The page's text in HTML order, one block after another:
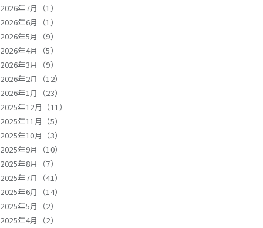
2026年7月（1）
2026年6月（1）
2026年5月（9）
2026年4月（5）
2026年3月（9）
2026年2月（12）
2026年1月（23）
2025年12月（11）
2025年11月（5）
2025年10月（3）
2025年9月（10）
2025年8月（7）
2025年7月（41）
2025年6月（14）
2025年5月（2）
2025年4月（2）